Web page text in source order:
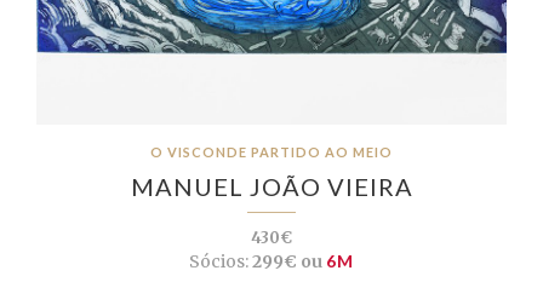
O VISCONDE PARTIDO AO MEIO
MANUEL JOÃO VIEIRA
430€
Sócios:299€ ou 6M